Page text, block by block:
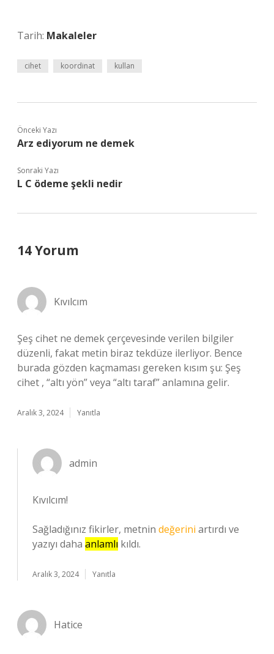
Tarih: Makaleler
cihet koordinat kullan
Önceki Yazı
Arz ediyorum ne demek
Sonraki Yazı
L C ödeme şekli nedir
14 Yorum
Kıvılcım
Şeş cihet ne demek çerçevesinde verilen bilgiler
düzenli, fakat metin biraz tekdüze ilerliyor. Bence
burada gözden kaçmaması gereken kısım şu: Şeş
cihet , “altı yön” veya “altı taraf” anlamına gelir.
Aralık 3, 2024 Yanıtla
admin
Kıvılcım!
Sağladığınız fikirler, metnin değerini artırdı ve
yazıyı daha anlamlı kıldı.
Aralık 3, 2024 Yanıtla
Hatice